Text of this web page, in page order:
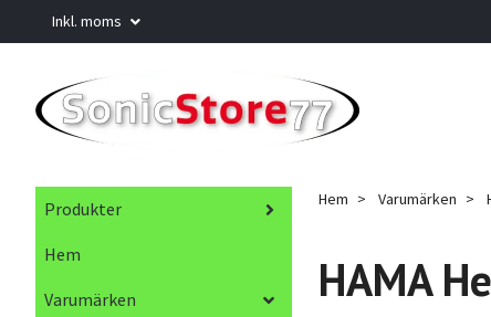
Inkl. moms
Produkter
Hem
Varumärken
Hem Varumärken
HAMA